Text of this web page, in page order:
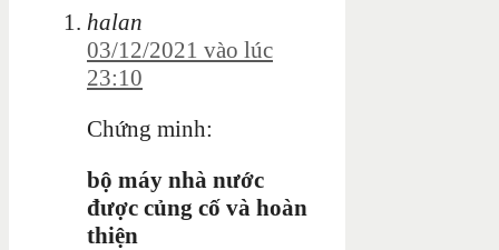
halan
03/12/2021 vào lúc
23:10
Chứng minh:
bộ máy nhà nước
được củng cố và hoàn
thiện